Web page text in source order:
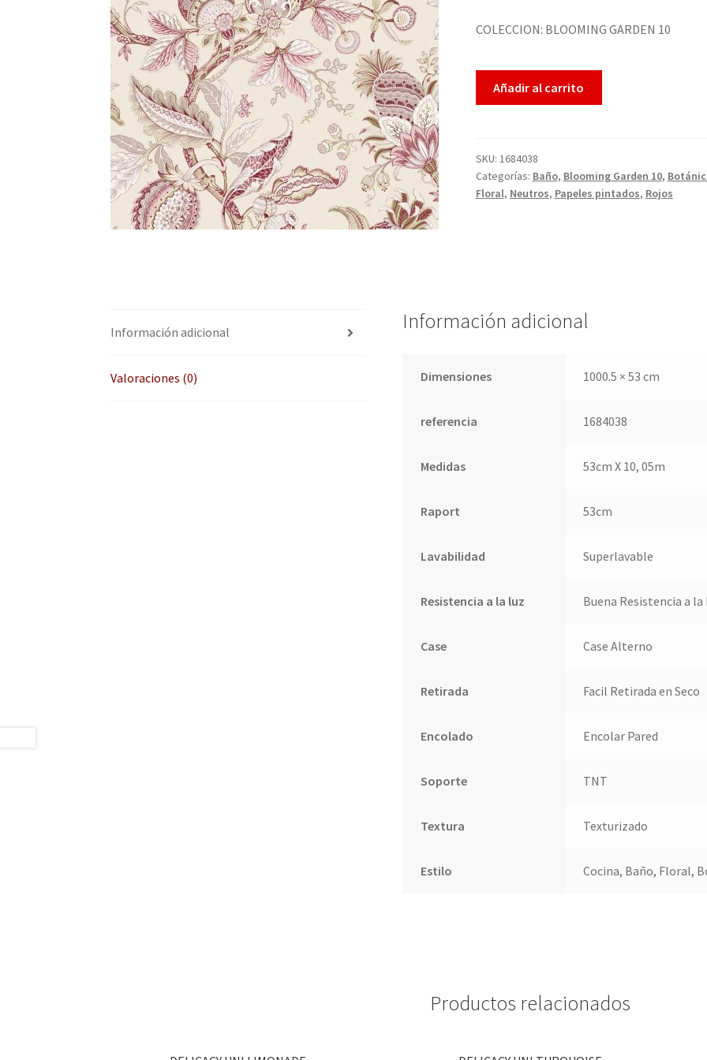
COLECCION: BLOOMING GARDEN 10
Añadir al carrito
SKU: 1684038
Categorías: Baño, Blooming Garden 10,
Floral, Neutros, Papeles pintados, Rojos
Información adicional
Valoraciones (0)
Información adicional
Dimensiones 1000.5 × 53 cm
referencia 1684038
Medidas 53cm X 10, 05m
Raport 53cm
Lavabilidad Superlavable
Resistencia a la luz Buena Resistencia a la
Case Case Alterno
Retirada Facil Retirada en Seco
Encolado Encolar Pared
Soporte TNT
Textura Texturizado
Estilo Cocina, Baño, Floral,
Productos relacionados